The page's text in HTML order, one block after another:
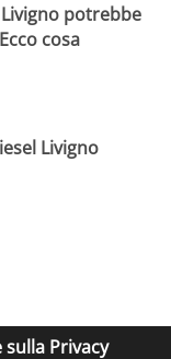
potrebbe
cosa
Livigno
Privacy